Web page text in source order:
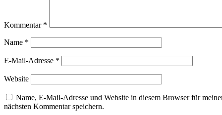
Kommentar *
Name *
E-Mail-Adresse *
Website
Name, E-Mail-Adresse und Website in diesem Browser für
nächsten Kommentar speichern.